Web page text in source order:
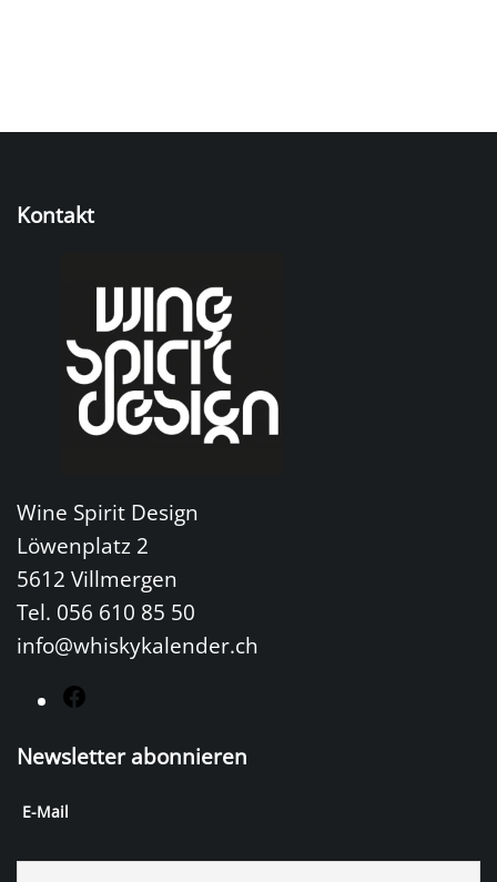
Kontakt
Wine Spirit Design
Löwenplatz 2
5612 Villmergen
Tel. 056 610 85 50
info@whiskykalender.ch
c
o
Newsletter abonnieren
E-Mail